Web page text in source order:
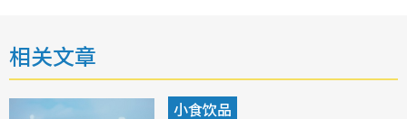
相关文章
小食饮品